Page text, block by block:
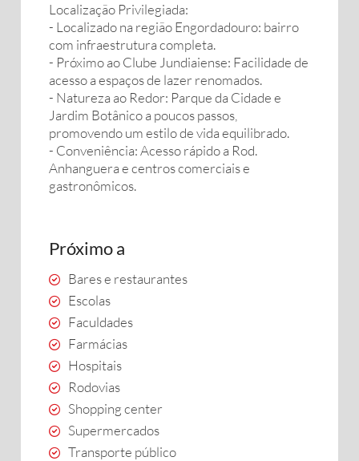
Localização Privilegiada:
- Localizado na região Engordadouro: bairro
com infraestrutura completa.
- Próximo ao Clube Jundiaiense: Facilidade de
acesso a espaços de lazer renomados.
- Natureza ao Redor: Parque da Cidade e
Jardim Botânico a poucos passos,
promovendo um estilo de vida equilibrado.
- Conveniência: Acesso rápido a Rod.
Anhanguera e centros comerciais e
gastronômicos.
Próximo a
Bares e restaurantes
Escolas
Faculdades
Farmácias
Hospitais
Rodovias
Shopping center
Supermercados
Transporte público